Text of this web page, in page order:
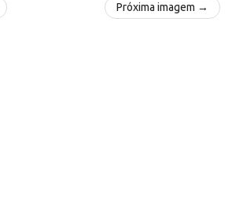
Próxima imagem →